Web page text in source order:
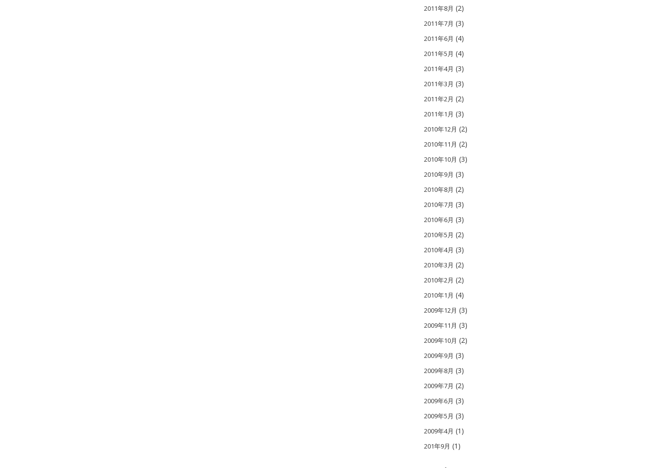
2011年8月 (2)
2011年7月 (3)
2011年6月 (4)
2011年5月 (4)
2011年4月 (3)
2011年3月 (3)
2011年2月 (2)
2011年1月 (3)
2010年12月 (2)
2010年11月 (2)
2010年10月 (3)
2010年9月 (3)
2010年8月 (2)
2010年7月 (3)
2010年6月 (3)
2010年5月 (2)
2010年4月 (3)
2010年3月 (2)
2010年2月 (2)
2010年1月 (4)
2009年12月 (3)
2009年11月 (3)
2009年10月 (2)
2009年9月 (3)
2009年8月 (3)
2009年7月 (2)
2009年6月 (3)
2009年5月 (3)
2009年4月 (1)
201年9月 (1)